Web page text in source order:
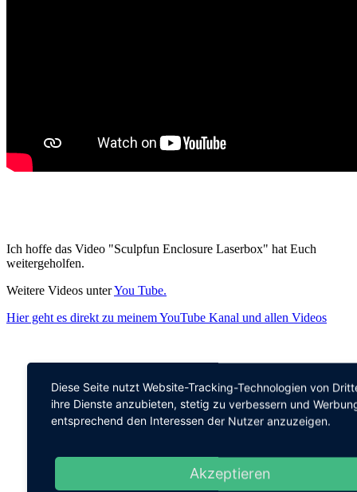
Ich hoffe das Video "Sculpfun Enclosure Laserbox" hat Euch
weitergeholfen.
Weitere Videos unterYou Tube.
Hier geht es direkt zu meinem YouTube Kanal und allen Videos
Diese Seite nutzt Website-Tracking-Technologien von
ihre Dienste anzubieten, stetig zu verbessern und
entsprechend den Interessen der Nutzer anzuzeigen.
Akzeptieren